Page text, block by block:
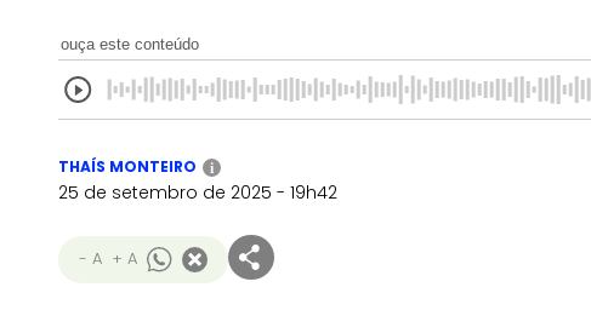
ouça este conteúdo
THAÍS MONTEIRO i
25 de setembro de 2025 - 19h42
- A + A